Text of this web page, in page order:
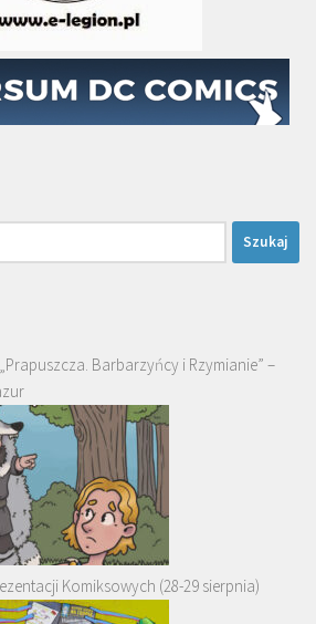
Barbarzyńcy i Rzymianie” –
Komiksowych (28-29 sierpnia)